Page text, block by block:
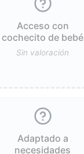
Acceso con
cochecito de bebé
Sin valoración
Adaptado a
necesidades